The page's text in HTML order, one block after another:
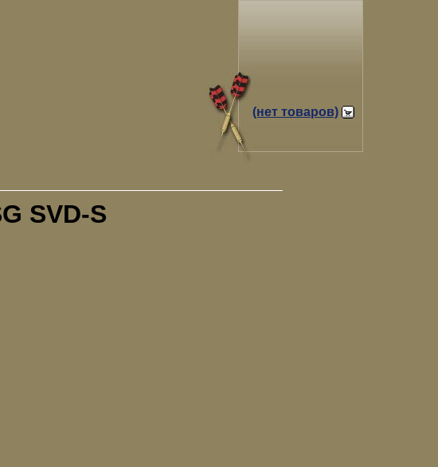
(нет товаров)
SVD-S